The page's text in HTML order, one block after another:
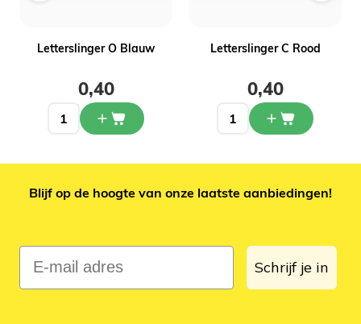
Letterslinger O Blauw
0,40
Letterslinger C Rood
0,40
Blijf op de hoogte van onze laatste aanbiedingen!
E-mail adres
Schrijf je in